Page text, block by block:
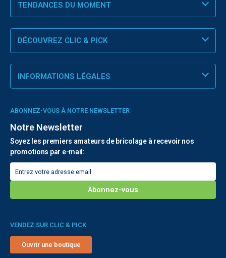
TENDANCES DU MOMENT
DÉCOUVREZ CLIC & PICK
INFORMATIONS LÉGALES
ABONNEZ-VOUS À NOTRE NEWSLETTER
Notre Newsletter
Soyez les premiers amateurs de bricolage à recevoir nos
promotions par e-mail:
VENDEZ SUR CLIC & PICK
Ouvrir une boutique